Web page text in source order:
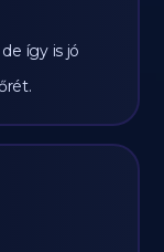
így is jó